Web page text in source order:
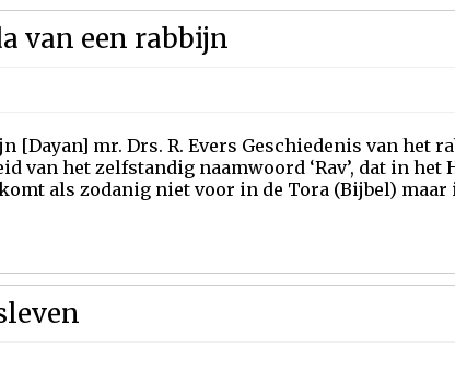
van een rabbijn
[Dayan] mr. Drs. R. Evers Geschiedenis van het
van het zelfstandig naamwoord ‘Rav’, dat in het
als zodanig niet voor in de Tora (Bijbel) maar